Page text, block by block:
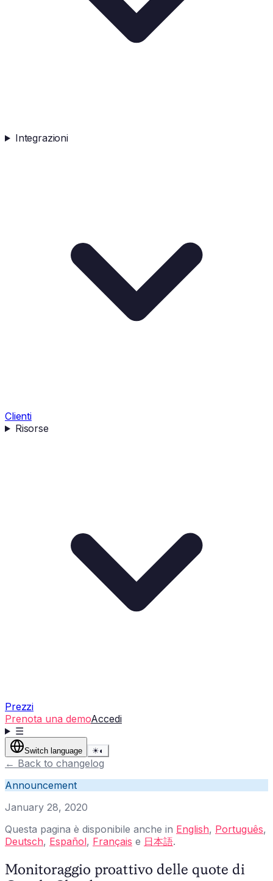
Integrazioni
Clienti
Risorse
Prezzi
Prenota una demoAccedi
☰
Switch language ☀◐
← Back to changelog
Announcement
January 28, 2020
Questa pagina è disponibile anche in English, Português,
Deutsch, Español, Français e 日本語.
Monitoraggio proattivo delle quote di